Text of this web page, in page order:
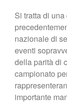
Si tratta di
nazionale di
eventi
della parità di
campionato
importante